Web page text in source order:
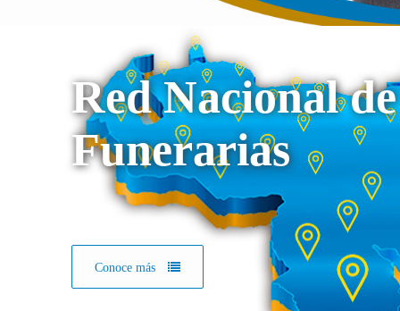
Red Nacional de
Funerarias
Conoce más